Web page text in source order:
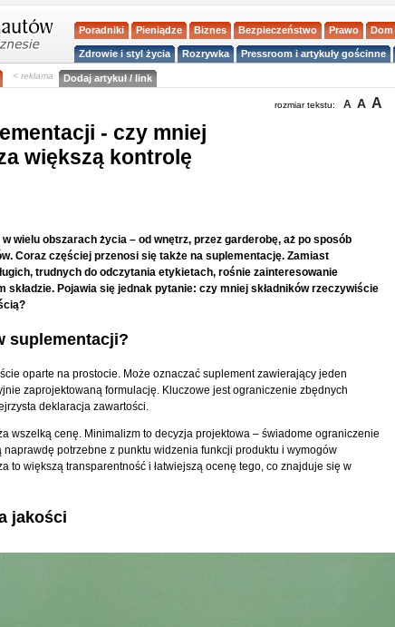
Poradniki Pieniądze Biznes Bezpieczeństwo Prawo Dom
Zdrowie i styl życia Rozrywka Pressroom i artykuły gościnne
< reklama Dodaj artykuł / link
rozmiar tekstu: A A A
- czy mniej
większą kontrolę
wielu obszarach życia – od wnętrz, przez garderobę, aż po sposób
Coraz częściej przenosi się także na suplementację. Zamiast
trudnych do odczytania etykietach, rośnie zainteresowanie
Pojawia się jednak pytanie: czy mniej składników rzeczywiście
suplementacji?
oparte na prostocie. Może oznaczać suplement zawierający jeden
zaprojektowaną formulację. Kluczowe jest ograniczenie zbędnych
deklaracja zawartości.
wszelką cenę. Minimalizm to decyzja projektowa – świadome ograniczenie
naprawdę potrzebne z punktu widzenia funkcji produktu i wymogów
to większą transparentność i łatwiejszą ocenę tego, co znajduje się w
jakości